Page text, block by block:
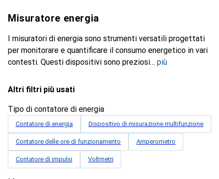
Misuratore energia
I misuratori di energia sono strumenti versatili progettati
per monitorare e quantificare il consumo energetico in vari
contesti. Questi dispositivi sono preziosi
più
Altri filtri più usati
Tipo di contatore di energia
Contatore di energia Dispositivo di misurazione multifunzione
Contatore delle ore di funzionamento Amperometro
Contatore di impulsi Voltmetri